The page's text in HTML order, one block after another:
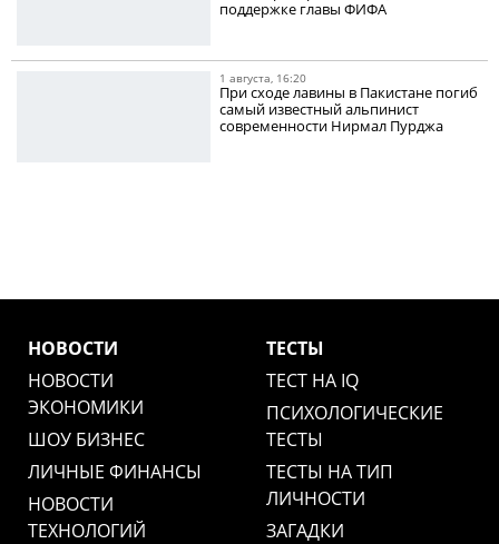
поддержке главы ФИФА
1 августа, 16:20
При сходе лавины в Пакистане погиб
самый известный альпинист
современности Нирмал Пурджа
НОВОСТИ
НОВОСТИ
ЭКОНОМИКИ
ШОУ БИЗНЕС
ЛИЧНЫЕ ФИНАНСЫ
НОВОСТИ
ТЕХНОЛОГИЙ
ТЕСТЫ
ТЕСТ НА IQ
ПСИХОЛОГИЧЕСКИЕ
ТЕСТЫ
ТЕСТЫ НА ТИП
ЛИЧНОСТИ
ЗАГАДКИ